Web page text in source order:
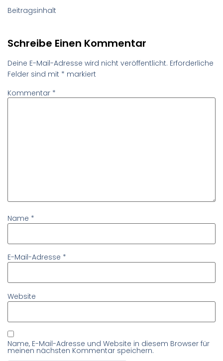
Beitragsinhalt
Schreibe Einen Kommentar
Deine E-Mail-Adresse wird nicht veröffentlicht. Erforderliche
Felder sind mit * markiert
Kommentar *
Name *
E-Mail-Adresse *
Website
Name, E-Mail-Adresse und Website in diesem Browser für
meinen nächsten Kommentar speichern.